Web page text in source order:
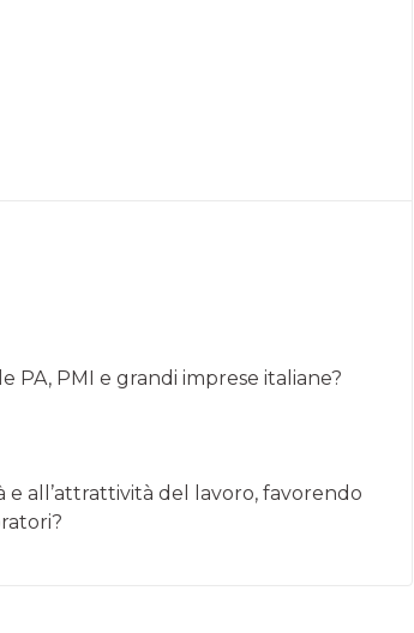
PA, PMI e grandi imprese italiane?
all’attrattività del lavoro, favorendo